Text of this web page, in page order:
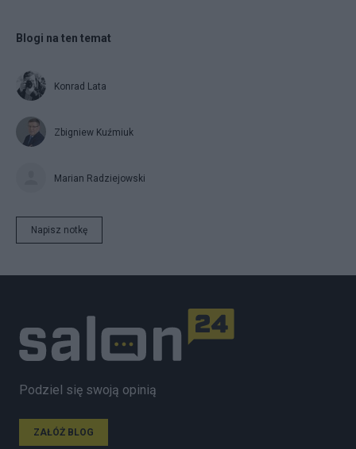
Blogi na ten temat
Konrad Lata
Zbigniew Kuźmiuk
Marian Radziejowski
Napisz notkę
Podziel się swoją opinią
ZAŁÓŻ BLOG